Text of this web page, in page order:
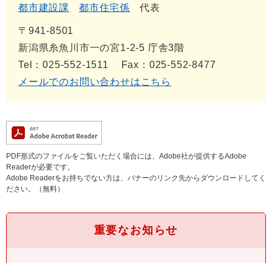
都市建設課 都市住宅係 代表
〒941-8501
新潟県糸魚川市一の宮1-2-5 庁舎3階
Tel：025-552-1511
Fax：025-552-8477
メールでのお問い合わせはこちら
PDF形式のファイルをご覧いただく場合には、Adobe社が提供するAdobe
Readerが必要です。
Adobe Readerをお持ちでない方は、バナーのリンク先からダウンロードしてく
ださい。（無料）
重要なお知らせ